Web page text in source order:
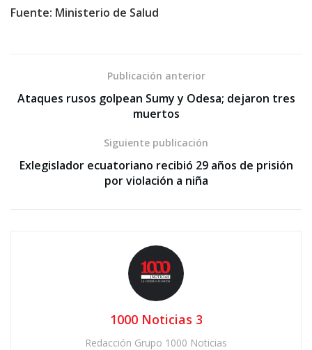
Fuente: Ministerio de Salud
Publicación anterior
Ataques rusos golpean Sumy y Odesa; dejaron tres
muertos
Siguiente publicación
Exlegislador ecuatoriano recibió 29 años de prisión
por violación a niña
1000 Noticias 3
Redacción Grupo 1000 Noticias